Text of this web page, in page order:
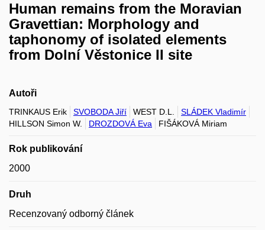
Human remains from the Moravian
Gravettian: Morphology and
taphonomy of isolated elements
from Dolní Věstonice II site
Autoři
TRINKAUS Erik SVOBODA Jiří WEST D.L.
SLÁDEK Vladimír
HILLSON Simon W.
DROZDOVÁ Eva FIŠÁKOVÁ Miriam
Rok publikování
2000
Druh
Recenzovaný odborný článek